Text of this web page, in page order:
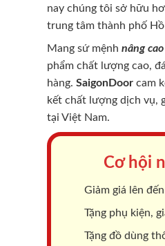
nay chúng tôi sở hữu
trung tâm thành phố
Mang sứ mệnh nâng
phẩm chất lượng cao,
hàng. SaigonDoor cam
kết chất lượng dịch vụ,
tại Việt Nam.
Cơ hội
Giảm giá lên đến
Tặng phụ kiện,
Tặng đồ dùng